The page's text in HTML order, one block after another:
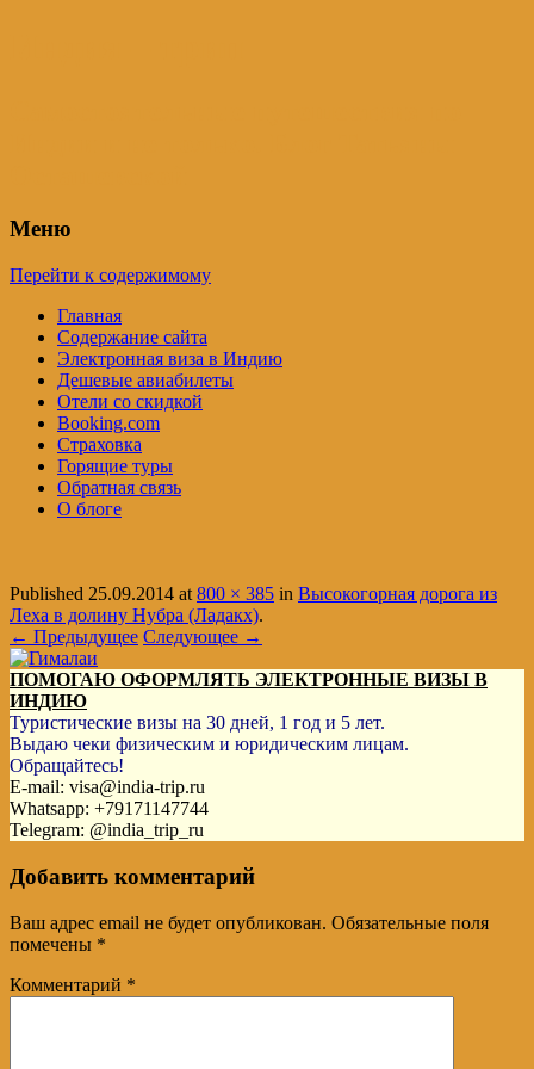
Меню
Перейти к содержимому
Главная
Содержание сайта
Электронная виза в Индию
Дешевые авиабилеты
Отели со скидкой
Booking.com
Страховка
Горящие туры
Обратная связь
О блоге
Published 25.09.2014 at800 × 385 in Высокогорная дорога из
Леха в долину Нубра (Ладакх).
← Предыдущее Следующее →
ПОМОГАЮ ОФОРМЛЯТЬ ЭЛЕКТРОННЫЕ ВИЗЫ В
ИНДИЮ
Туристические визы на 30 дней, 1 год и 5 лет.
Выдаю чеки физическим и юридическим лицам.
Обращайтесь!
E-mail: visa@india-trip.ru
Whatsapp: +79171147744
Telegram: @india_trip_ru
Добавить комментарий
Ваш адрес email не будет опубликован. Обязательные поля
помечены *
Комментарий *